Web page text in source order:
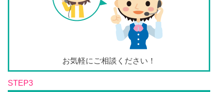
お気軽にご相談ください！
STEP3